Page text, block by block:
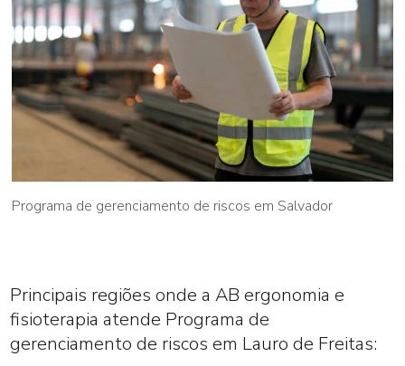
Programa de gerenciamento de riscos em Salvador
Principais regiões onde a AB ergonomia e
fisioterapia atende Programa de
gerenciamento de riscos em Lauro de Freitas: